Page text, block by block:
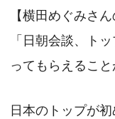
【横田めぐみさ
「日朝会談、ト
ってもらえること
日本のトップが